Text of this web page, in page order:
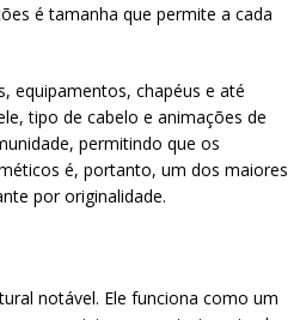
é tamanha que permite a cada
equipamentos, chapéus e até
tipo de cabelo e animações de
permitindo que os
é, portanto, um dos maiores
por originalidade.
notável. Ele funciona como um